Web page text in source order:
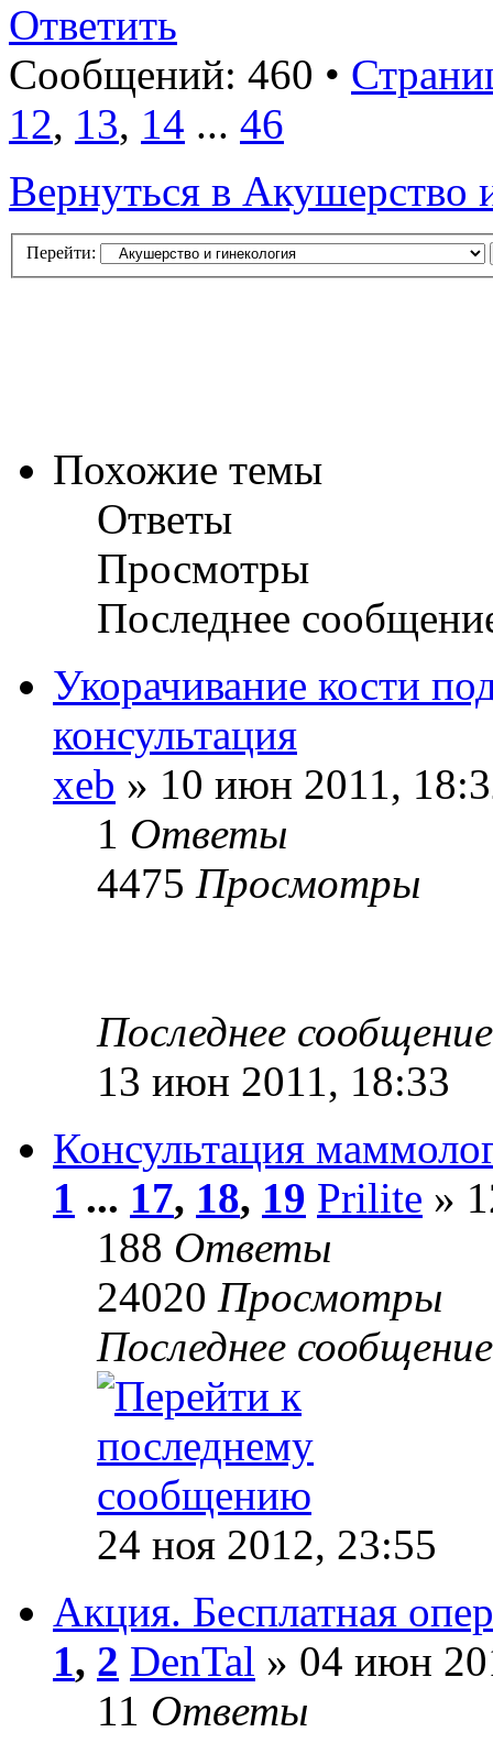
Ответить
Сообщений: 460 •
12, 13, 14 ... 46
Вернуться в Акушерство
Перейти:
Похожие темы
Ответы
Просмотры
Последнее
Укорачивание кости
консультация
xeb » 10 июн 2011,
1 Ответы
4475 Просмотры
Последнее
13 июн 2011, 18:33
Консультация
1 ... 17, 18, 19 Prilite »
188 Ответы
24020 Просмотры
Последнее
24 ноя 2012, 23:55
Акция. Бесплатная
1, 2 DenTal » 04 июн
11 Ответы